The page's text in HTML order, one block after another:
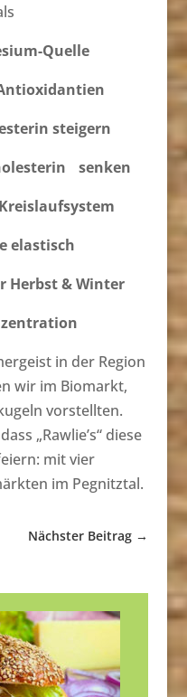
Quelle
steigern
senken
elastisch
Herbst & Winter
in der Region
wir im Biomarkt,
vorstellten.
„Rawlie’s“ diese
mit vier
im Pegnitztal.
Nächster Beitrag →